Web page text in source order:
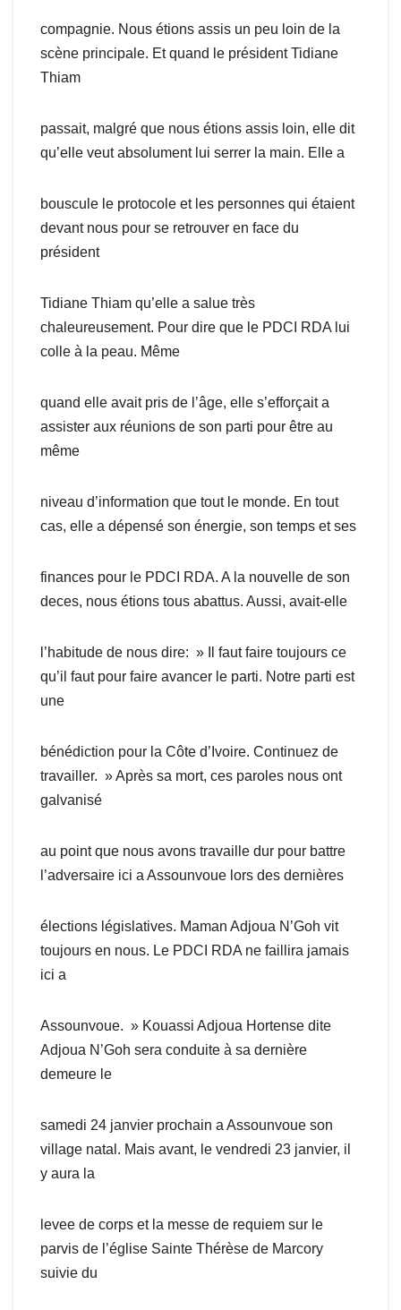
compagnie. Nous étions assis un peu loin de la
scène principale. Et quand le président Tidiane
Thiam
passait, malgré que nous étions assis loin, elle dit
qu’elle veut absolument lui serrer la main. Elle a
bouscule le protocole et les personnes qui étaient
devant nous pour se retrouver en face du
président
Tidiane Thiam qu’elle a salue très
chaleureusement. Pour dire que le PDCI RDA lui
colle à la peau. Même
quand elle avait pris de l’âge, elle s’efforçait a
assister aux réunions de son parti pour être au
même
niveau d’information que tout le monde. En tout
cas, elle a dépensé son énergie, son temps et ses
finances pour le PDCI RDA. A la nouvelle de son
deces, nous étions tous abattus. Aussi, avait-elle
l’habitude de nous dire: » Il faut faire toujours ce
qu’il faut pour faire avancer le parti. Notre parti est
une
bénédiction pour la Côte d’Ivoire. Continuez de
travailler. » Après sa mort, ces paroles nous ont
galvanisé
au point que nous avons travaille dur pour battre
l’adversaire ici a Assounvoue lors des dernières
élections législatives. Maman Adjoua N’Goh vit
toujours en nous. Le PDCI RDA ne faillira jamais
ici a
Assounvoue. » Kouassi Adjoua Hortense dite
Adjoua N’Goh sera conduite à sa dernière
demeure le
samedi 24 janvier prochain a Assounvoue son
village natal. Mais avant, le vendredi 23 janvier, il
y aura la
levee de corps et la messe de requiem sur le
parvis de l’église Sainte Thérèse de Marcory
suivie du